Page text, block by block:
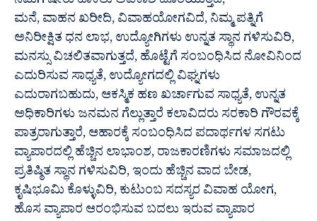
ಮನೆ, ವಾಹನ ಖರೀದಿ, ವಿವಾಹಯೋಗವಿದೆ, ನಿಮ್ಮ ಪತ್ನಿಗೆ
ಅನಿರೀಕ್ಷಿತ ಧನ ಲಾಭ, ಉದ್ಯೋಗಿಗಳು ಉನ್ನತ ಸ್ಥಾನ ಗಳಿಸುವಿರಿ,
ಮನಸ್ಸು ವಿಚಲಿತವಾಗುತ್ತದೆ, ಹೊಟ್ಟೆಗೆ ಸಂಬಂಧಿಸಿದ ನೋವಿನಿಂದ
ಎದುರಿಸುವ ಸಾಧ್ಯತೆ, ಉದ್ಯೋಗದಲ್ಲಿ ವಿಘ್ನಗಳು
ಎದುರಾಗಬಹುದು, ಆಕಸ್ಮಿಕ ಹಣ ಖರ್ಚಾಗುವ ಸಾಧ್ಯತೆ, ಉನ್ನತ
ಅಧಿಕಾರಿಗಳು ಜನಮನ ಗೆಲ್ಲುತ್ತಾರೆ ಕಲಾವಿದರು ಸರಕಾರಿ ಗೌರವಕ್ಕೆ
ಪಾತ್ರರಾಗುತ್ತಾರೆ, ಆಹಾರಕ್ಕೆ ಸಂಬಂಧಿಸಿದ ಪದಾರ್ಥಗಳ ಸಗಟು
ವ್ಯಾಪಾರದಲ್ಲಿ ಹೆಚ್ಚಿನ ಲಾಭಾಂಶ, ರಾಜಕಾರಣಿಗಳು ಸಮಾಜದಲ್ಲಿ
ಪ್ರತಿಷ್ಠಿತ ಸ್ಥಾನ ಗಳಿಸುವಿರಿ, ಇಂದು ಹೆಚ್ಚಿನ ವಾದ ಬೇಡ,
ಕೃಷಿಭೂಮಿ ಕೊಳ್ಳುವಿರಿ, ಕುಟುಂಬ ಸದಸ್ಯರ ವಿವಾಹ ಯೋಗ,
ಹೊಸ ವ್ಯಾಪಾರ ಆರಂಭಿಸುವ ಬದಲು ಇರುವ ವ್ಯಾಪಾರ